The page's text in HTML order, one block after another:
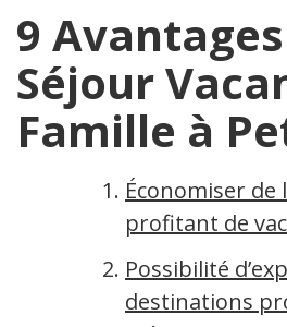
9 Avantages
Séjour
Famille à
Économiser de
profitant de
Possibilité
destinations